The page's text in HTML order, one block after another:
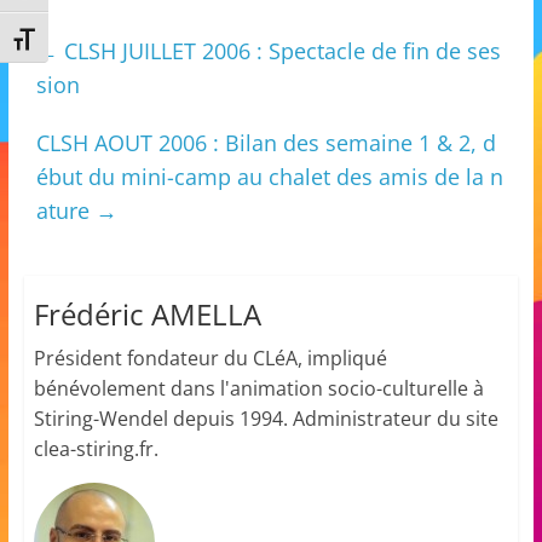
Changer la taille de la police
a
o
n
t
i
r
← CLSH JUILLET 2006 : Spectacle de fin de ses
sion
CLSH AOUT 2006 : Bilan des semaine 1 & 2, d
ébut du mini-camp au chalet des amis de la n
ature →
Frédéric AMELLA
Président fondateur du CLéA, impliqué
bénévolement dans l'animation socio-culturelle à
Stiring-Wendel depuis 1994. Administrateur du site
clea-stiring.fr.